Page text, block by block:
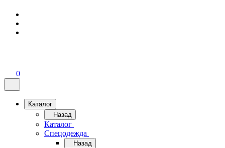
0
Каталог
Назад
Каталог
Спецодежда
Назад